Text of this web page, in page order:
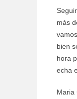
más
bien
hora
echa
Maria